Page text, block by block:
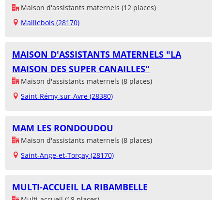
Maison d'assistants maternels (12 places)
Maillebois (28170)
MAISON D'ASSISTANTS MATERNELS "LA
MAISON DES SUPER CANAILLES"
Maison d'assistants maternels (8 places)
Saint-Rémy-sur-Avre (28380)
MAM LES RONDOUDOU
Maison d'assistants maternels (8 places)
Saint-Ange-et-Torçay (28170)
MULTI-ACCUEIL LA RIBAMBELLE